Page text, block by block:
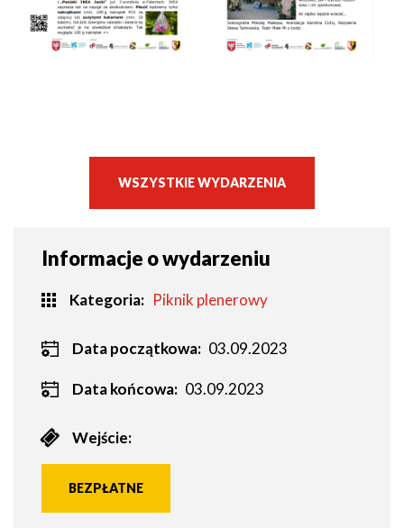
WSZYSTKIE WYDARZENIA
Informacje o wydarzeniu
Kategoria Piknik plenerowy
Data początkowa: 03.09.2023
Data końcowa: 03.09.2023
Wejście:
BEZPŁATNE